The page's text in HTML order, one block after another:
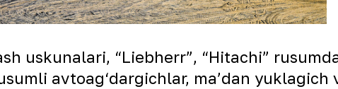
uskunalari, “Liebherr”, “Hitachi”
avtoag‘dargichlar, ma’dan yuklagich